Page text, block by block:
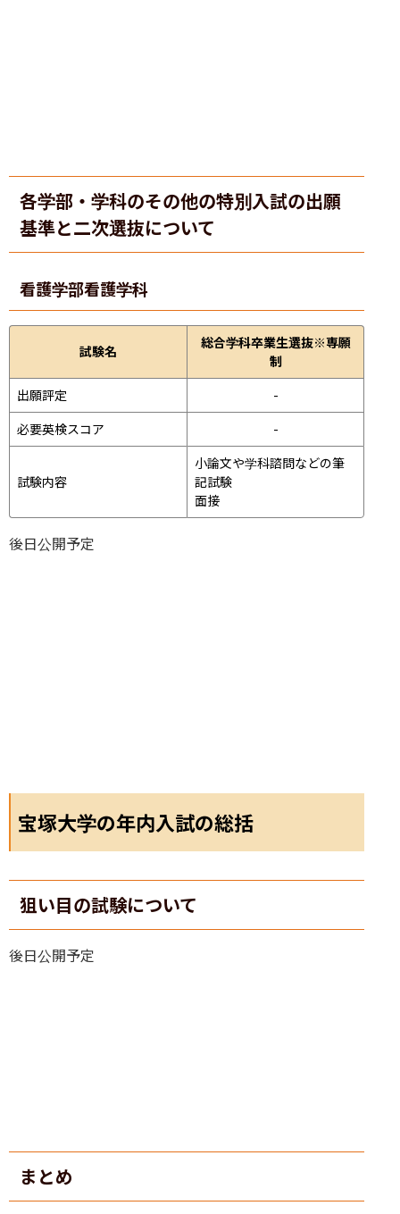
各学部・学科のその他の特別入試の出願
基準と二次選抜について
看護学部看護学科
試験名
総合学科卒業生選抜※専願
制
出願評定
-
必要英検スコア
-
試験内容
小論文や学科諮問などの筆
記試験
面接
後日公開予定
宝塚大学の年内入試の総括
狙い目の試験について
後日公開予定
まとめ